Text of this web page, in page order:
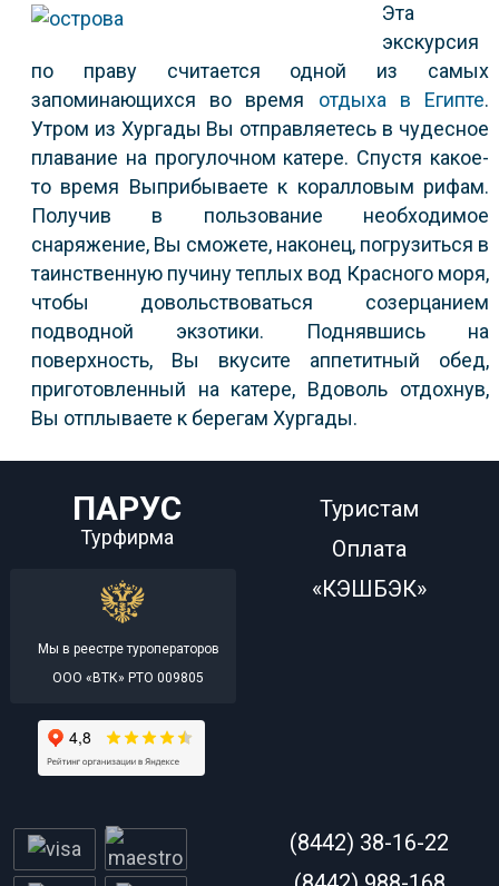
Эта
экскурсия
по праву считается одной из самых
запоминающихся во время отдыха в Египте.
Утром из Хургады Вы отправляетесь в чудесное
плавание на прогулочном катере. Спустя какое-
то время Выприбываете к коралловым рифам.
Получив в пользование необходимое
снаряжение, Вы сможете, наконец, погрузиться в
таинственную пучину теплых вод Красного моря,
чтобы довольствоваться созерцанием
подводной экзотики. Поднявшись на
поверхность, Вы вкусите аппетитный обед,
приготовленный на катере, Вдоволь отдохнув,
Вы отплываете к берегам Хургады.
ПАРУС
Турфирма
Мы в реестре туроператоров
ООО «ВТК» РТО 009805
Туристам
Оплата
«КЭШБЭК»
(8442) 38-16-22